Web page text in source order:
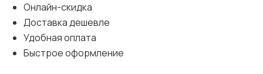
Онлайн-скидка
Доставка дешевле
Удобная оплата
Быстрое оформление